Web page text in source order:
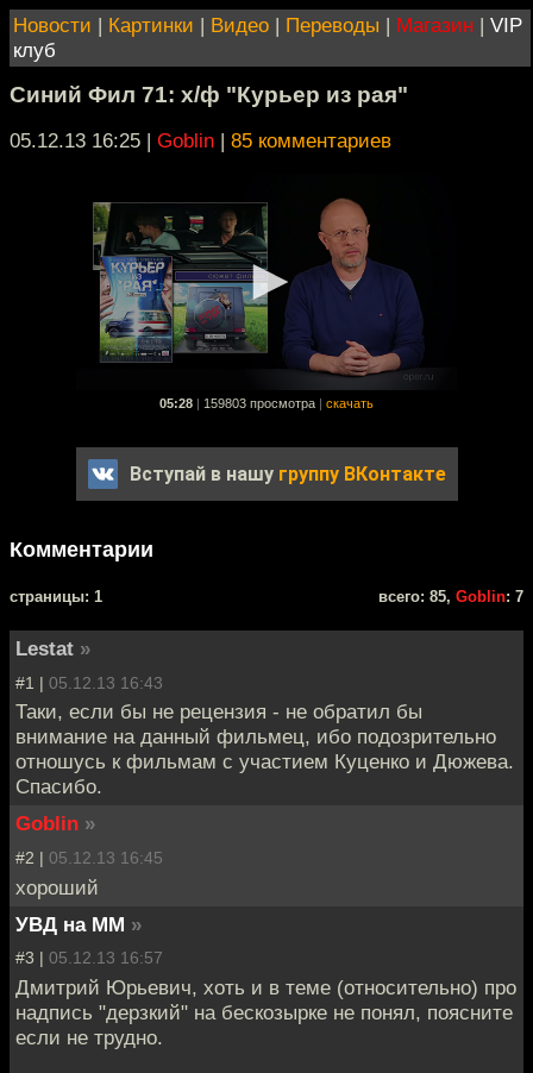
Новости | Картинки | Видео | Переводы | Магазин | VIP
клуб
Синий Фил 71: х/ф "Курьер из рая"
05.12.13 16:25 | Goblin | 85 комментариев
05:28 159803 просмотра скачать
Вступай в нашу группу ВКонтакте
Комментарии
cтраницы: 1 всего: 85, Goblin: 7
Lestat »
#1 | 05.12.13 16:43
Таки, если бы не рецензия - не обратил бы
внимание на данный фильмец, ибо подозрительно
отношусь к фильмам с участием Куценко и Дюжева.
Спасибо.
Goblin »
#2 | 05.12.13 16:45
хороший
УВД на ММ »
#3 | 05.12.13 16:57
Дмитрий Юрьевич, хоть и в теме (относительно) про
надпись "дерзкий" на бескозырке не понял, поясните
если не трудно.